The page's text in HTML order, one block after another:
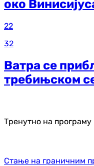
око
22
32
Ватра се
требињском
Тренутно на програму
Стање на граничним